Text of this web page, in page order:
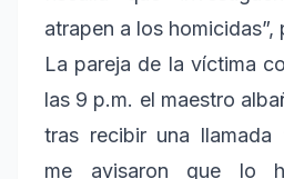
atrapen a los homicidas”,
La pareja de la víctima
las 9 p.m. el maestro
tras recibir una llamada
me avisaron que lo